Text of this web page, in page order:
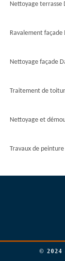
Nettoyage terrasse
Ravalement façade
Nettoyage façade
Traitement de
Nettoyage et
Travaux de
© 2024